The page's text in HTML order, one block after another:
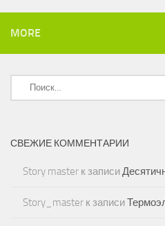
MORE
Найти:
СВЕЖИЕ КОММЕНТАРИИ
Story master к записи
Story_master к записи